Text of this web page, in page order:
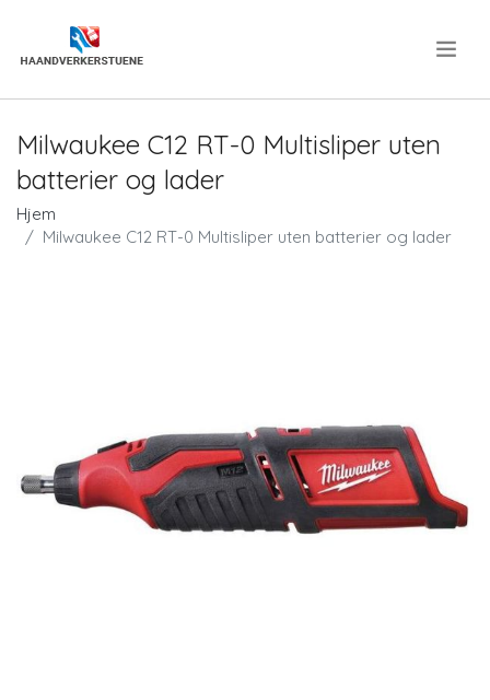
Milwaukee C12 RT-0 Multisliper uten
batterier og lader
Hjem
Milwaukee C12 RT-0 Multisliper uten batterier og lader